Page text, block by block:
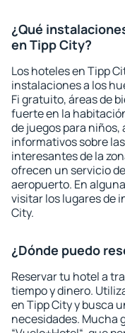
¿Qué
en Tipp City?
Los hoteles en Tipp
instalaciones a los
Fi gratuito, áreas de
fuerte en la
de juegos para
informativos sobre
interesantes de la
ofrecen un servicio
aeropuerto. En
visitar los lugares de
City.
¿Dónde puedo
Reservar tu hotel a
tiempo y dinero.
en Tipp City y busca
necesidades. Mucha